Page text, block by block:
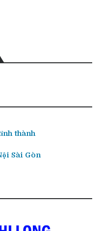
thành
Sài Gòn